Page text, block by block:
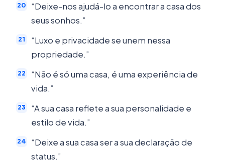
“Deixe-nos ajudá-lo a encontrar a casa dos
seus sonhos.”
“Luxo e privacidade se unem nessa
propriedade.”
“Não é só uma casa, é uma experiência de
vida.”
“A sua casa reflete a sua personalidade e
estilo de vida.”
“Deixe a sua casa ser a sua declaração de
status.”